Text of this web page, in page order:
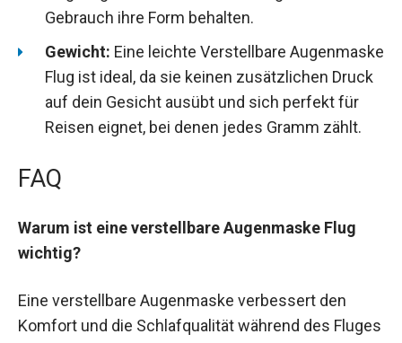
Gebrauch ihre Form behalten.
Gewicht: Eine leichte Verstellbare Augenmaske
Flug ist ideal, da sie keinen zusätzlichen Druck
auf dein Gesicht ausübt und sich perfekt für
Reisen eignet, bei denen jedes Gramm zählt.
FAQ
Warum ist eine verstellbare Augenmaske Flug
wichtig?
Eine verstellbare Augenmaske verbessert den
Komfort und die Schlafqualität während des Fluges